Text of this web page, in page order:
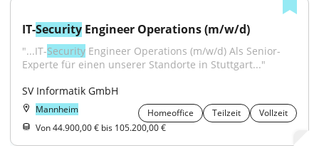
IT-Security Engineer Operations (m/w/d)
"...IT-Security Engineer Operations (m/w/d) Als Senior-
Experte für einen unserer Standorte in Stuttgart..."
SV Informatik GmbH
Mannheim Homeoffice Teilzeit
Vollzeit
Von 44.900,00 € bis 105.200,00 €